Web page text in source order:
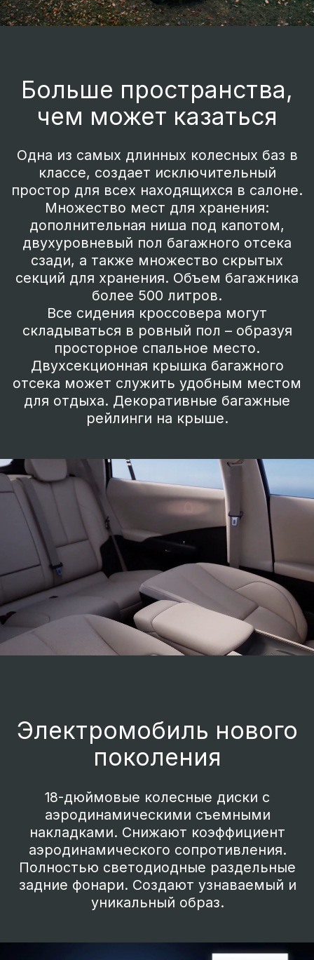
Плюсы в пользу выбора
нового EVOLUTE i‑JOY
Один из самых вместительных салонов
и багажников среди
конкурентов.Сохранение динамики даже
при полной загрузке автомобиля.
Простое обслуживание и все
преференции электромобиля
российской сборки.
Уровень опционального оснащения
во многом превосходящий конкурентов.
Оранжевый